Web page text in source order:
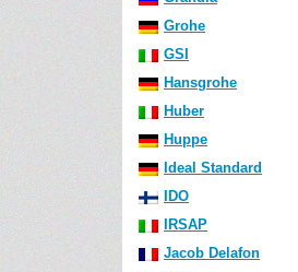
Grohe
GSI
Hansgrohe
Huber
Huppe
Ideal Standard
IDO
IRSAP
Jacob Delafon